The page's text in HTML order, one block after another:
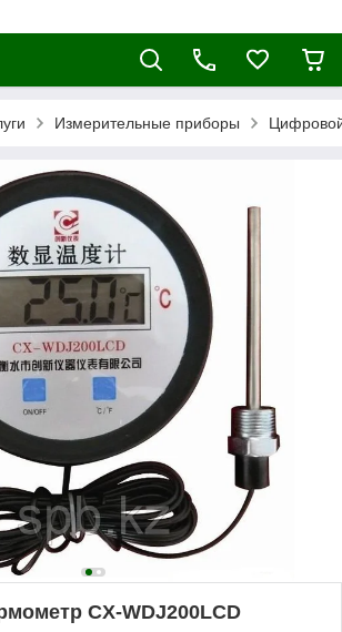
Измерительные приборы
CX-WDJ200LCD